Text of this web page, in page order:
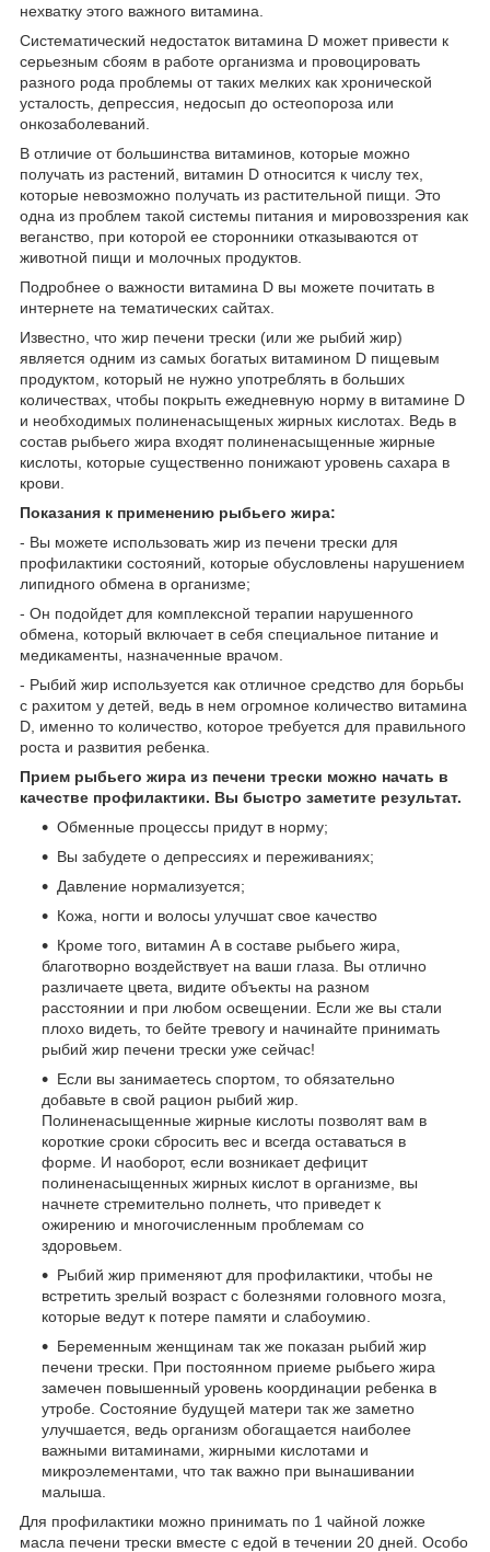
нехватку этого важного витамина.
Систематический недостаток витамина D может привести к
серьезным сбоям в работе организма и провоцировать
разного рода проблемы от таких мелких как хронической
усталость, депрессия, недосып до остеопороза или
онкозаболеваний.
В отличие от большинства витаминов, которые можно
получать из растений, витамин D относится к числу тех,
которые невозможно получать из растительной пищи. Это
одна из проблем такой системы питания и мировоззрения как
веганство, при которой ее сторонники отказываются от
животной пищи и молочных продуктов.
Подробнее о важности витамина D вы можете почитать в
интернете на тематических сайтах.
Известно, что жир печени трески (или же рыбий жир)
является одним из самых богатых витамином D пищевым
продуктом, который не нужно употреблять в больших
количествах, чтобы покрыть ежедневную норму в витамине D
и необходимых полиненасыщеных жирных кислотах. Ведь в
состав рыбьего жира входят полиненасыщенные жирные
кислоты, которые существенно понижают уровень сахара в
крови.
Показания к применению рыбьего жира:
- Вы можете использовать жир из печени трески для
профилактики состояний, которые обусловлены нарушением
липидного обмена в организме;
- Он подойдет для комплексной терапии нарушенного
обмена, который включает в себя специальное питание и
медикаменты, назначенные врачом.
- Рыбий жир используется как отличное средство для борьбы
с рахитом у детей, ведь в нем огромное количество витамина
D, именно то количество, которое требуется для правильного
роста и развития ребенка.
Прием рыбьего жира из печени трески можно начать в
качестве профилактики. Вы быстро заметите результат.
Обменные процессы придут в норму;
Вы забудете о депрессиях и переживаниях;
Давление нормализуется;
Кожа, ногти и волосы улучшат свое качество
Кроме того, витамин А в составе рыбьего жира,
благотворно воздействует на ваши глаза. Вы отлично
различаете цвета, видите объекты на разном
расстоянии и при любом освещении. Если же вы стали
плохо видеть, то бейте тревогу и начинайте принимать
рыбий жир печени трески уже сейчас!
Если вы занимаетесь спортом, то обязательно
добавьте в свой рацион рыбий жир.
Полиненасыщенные жирные кислоты позволят вам в
короткие сроки сбросить вес и всегда оставаться в
форме. И наоборот, если возникает дефицит
полиненасыщенных жирных кислот в организме, вы
начнете стремительно полнеть, что приведет к
ожирению и многочисленным проблемам со
здоровьем.
Рыбий жир применяют для профилактики, чтобы не
встретить зрелый возраст с болезнями головного мозга,
которые ведут к потере памяти и слабоумию.
Беременным женщинам так же показан рыбий жир
печени трески. При постоянном приеме рыбьего жира
замечен повышенный уровень координации ребенка в
утробе. Состояние будущей матери так же заметно
улучшается, ведь организм обогащается наиболее
важными витаминами, жирными кислотами и
микроэлементами, что так важно при вынашивании
малыша.
Для профилактики можно принимать по 1 чайной ложке
масла печени трески вместе с едой в течении 20 дней. Особо